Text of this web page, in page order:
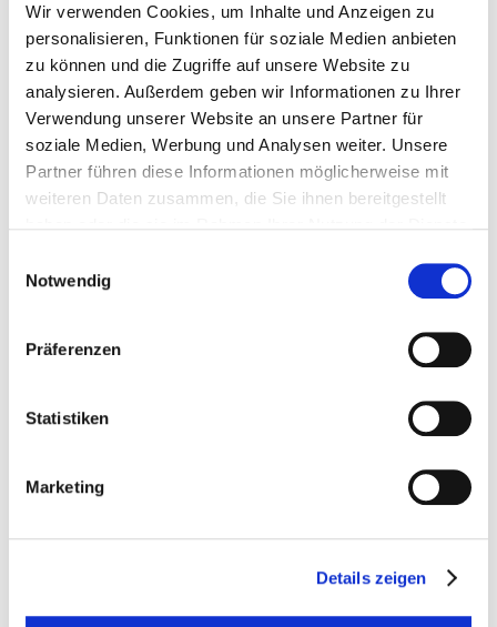
Wir verwenden Cookies, um Inhalte und Anzeigen zu
personalisieren, Funktionen für soziale Medien anbieten
zu können und die Zugriffe auf unsere Website zu
analysieren. Außerdem geben wir Informationen zu Ihrer
Verwendung unserer Website an unsere Partner für
soziale Medien, Werbung und Analysen weiter. Unsere
Partner führen diese Informationen möglicherweise mit
weiteren Daten zusammen, die Sie ihnen bereitgestellt
Notwendig
Präferenzen
Statistiken
Marketing
Details zeigen
Bitte wählen...
Schwarz 0,35mm
Babypink 0,35mm
Nebenfarbe **
Bitte wählen...
Schwarz 0,6mm
Aubergine 0,35mm
** Dies ist ein Pflichtfeld.